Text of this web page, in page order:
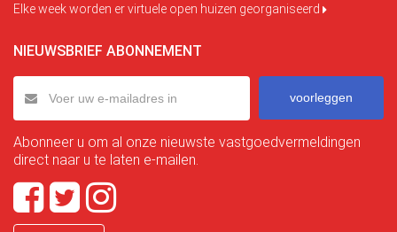
Elke week worden er virtuele open huizen georganiseerd
NIEUWSBRIEF ABONNEMENT
voorleggen
Abonneer u om al onze nieuwste vastgoedvermeldingen
direct naar u te laten e-mailen.